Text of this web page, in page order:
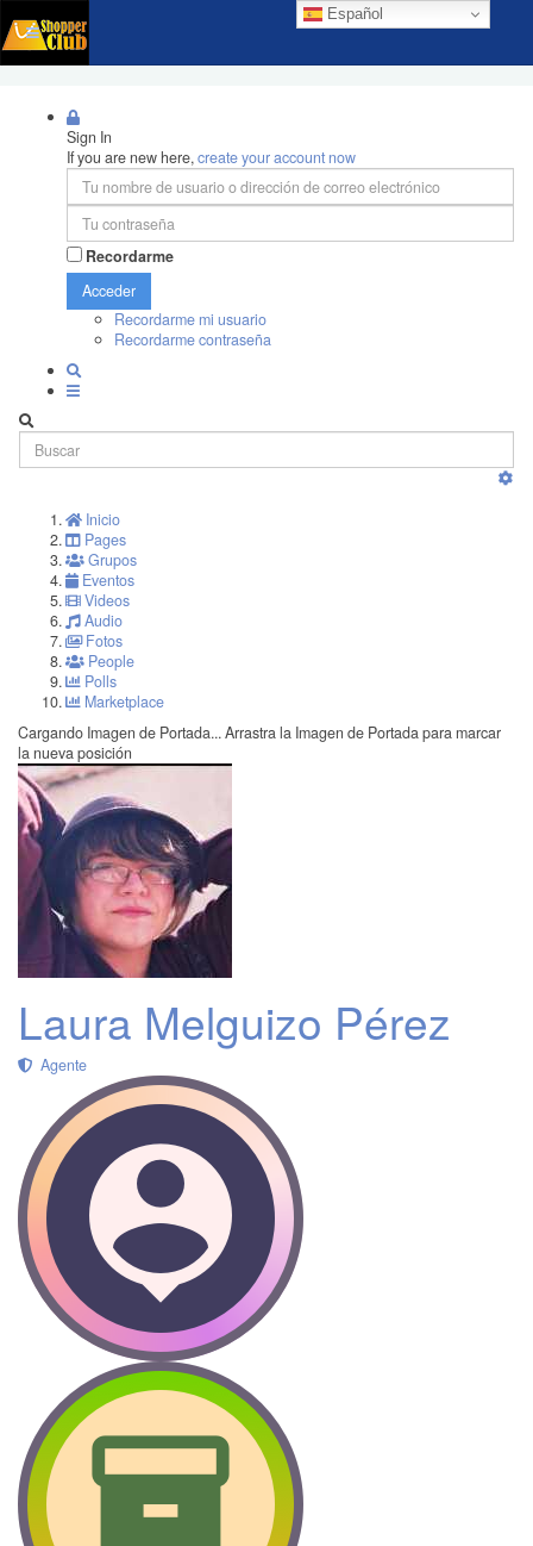
Español
Sign In
If you are new here,create your account now
Recordarme
Acceder
Recordarme mi usuario
Recordarme contraseña
Inicio
Pages
Grupos
Eventos
Videos
Audio
Fotos
People
Polls
Marketplace
Cargando Imagen de Portada... Arrastra la Imagen de Portada para marcar
la nueva posición
Laura Melguizo Pérez
Agente